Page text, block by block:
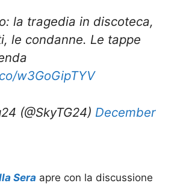
la tragedia in discoteca,
le condanne. Le tappe
w3GoGipTYV
(@SkyTG24) December
Sera apre con la discussione